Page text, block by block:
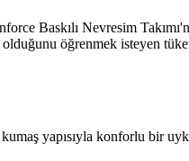
Baskılı Nevresim
öğrenmek isteyen
yapısıyla konforlu bir